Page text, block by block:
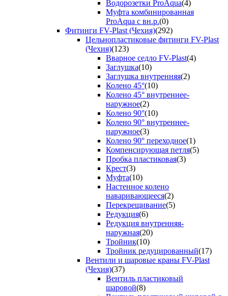
Водорозетки ProAqua(4)
Муфта комбинированная
ProAqua с вн.р.(0)
Фитинги FV-Plast (Чехия)(292)
Цельнопластиковые фитинги FV-Plast
(Чехия)(123)
Вварное седло FV-Plast(4)
Заглушка(10)
Заглушка внутренняя(2)
Колено 45°(10)
Колено 45° внутреннее-
наружное(2)
Колено 90°(10)
Колено 90° внутреннее-
наружное(3)
Колено 90° переходное(1)
Компенсирующая петля(5)
Пробка пластиковая(3)
Крест(3)
Муфта(10)
Настенное колено
наваривающееся(2)
Перекрещивание(5)
Редукция(6)
Редукция внутренняя-
наружная(20)
Тройник(10)
Тройник редуцированный(17)
Вентили и шаровые краны FV-Plast
(Чехия)(37)
Вентиль пластиковый
шаровой(8)